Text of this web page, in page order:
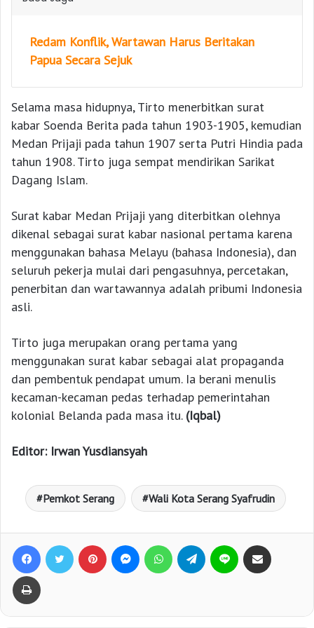
Redam Konflik, Wartawan Harus Beritakan
Papua Secara Sejuk
Selama masa hidupnya, Tirto menerbitkan surat
kabar Soenda Berita pada tahun 1903-1905, kemudian
Medan Prijaji pada tahun 1907 serta Putri Hindia pada
tahun 1908. Tirto juga sempat mendirikan Sarikat
Dagang Islam.
Surat kabar Medan Prijaji yang diterbitkan olehnya
dikenal sebagai surat kabar nasional pertama karena
menggunakan bahasa Melayu (bahasa Indonesia), dan
seluruh pekerja mulai dari pengasuhnya, percetakan,
penerbitan dan wartawannya adalah pribumi Indonesia
asli.
Tirto juga merupakan orang pertama yang
menggunakan surat kabar sebagai alat propaganda
dan pembentuk pendapat umum. Ia berani menulis
kecaman-kecaman pedas terhadap pemerintahan
kolonial Belanda pada masa itu. (Iqbal)
Editor: Irwan Yusdiansyah
Pemkot Serang Wali Kota Serang Syafrudin